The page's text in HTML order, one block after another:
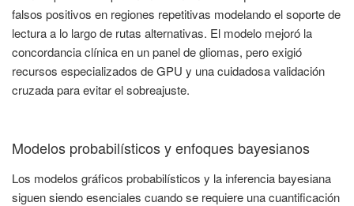
falsos positivos en regiones repetitivas modelando el soporte de
lectura a lo largo de rutas alternativas. El modelo mejoró la
concordancia clínica en un panel de gliomas, pero exigió
recursos especializados de GPU y una cuidadosa validación
cruzada para evitar el sobreajuste.
Modelos probabilísticos y enfoques bayesianos
Los modelos gráficos probabilísticos y la inferencia bayesiana
siguen siendo esenciales cuando se requiere una cuantificación